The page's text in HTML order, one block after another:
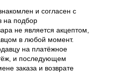
и согласен с
на подбор
не является акцептом,
в любой момент.
на платёжное
и последующем
заказа и возврате